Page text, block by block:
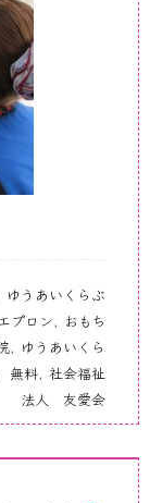
ゆうあいくらぶ
プロン, おもち
, ゆうあいくら
無料, 社会福祉
法人 友愛会